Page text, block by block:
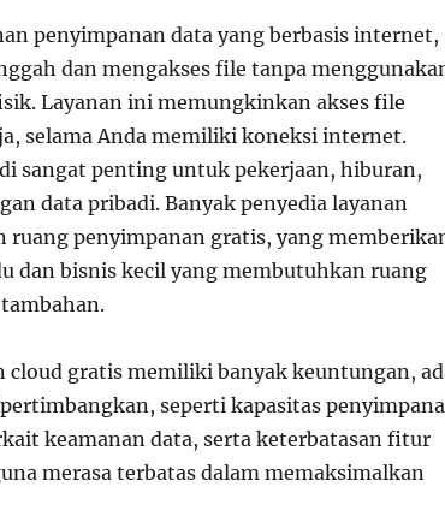
penyimpanan data yang berbasis internet,
dan mengakses file tanpa
Layanan ini memungkinkan akses file
selama Anda memiliki koneksi internet.
sangat penting untuk pekerjaan, hiburan,
data pribadi. Banyak penyedia layanan
ruang penyimpanan gratis, yang
dan bisnis kecil yang membutuhkan ruang
cloud gratis memiliki banyak keuntungan,
seperti kapasitas
keamanan data, serta keterbatasan fitur
merasa terbatas dalam memaksimalkan